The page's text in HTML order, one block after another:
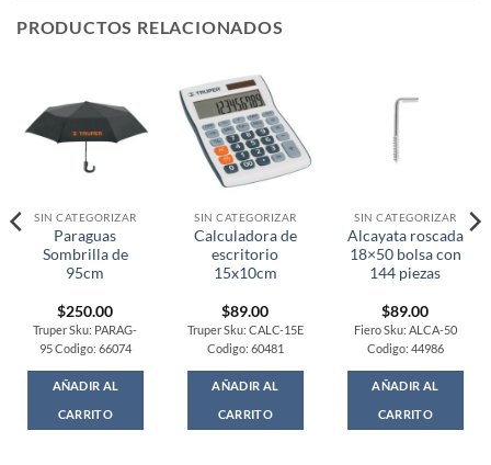
PRODUCTOS RELACIONADOS
SIN CATEGORIZAR
Paraguas
Sombrilla de
95cm
$250.00
Truper Sku: PARAG-
95 Codigo: 66074
AÑADIR AL
CARRITO
SIN CATEGORIZAR
Calculadora de
escritorio
15x10cm
$89.00
Truper Sku: CALC-15E
Codigo: 60481
AÑADIR AL
CARRITO
SIN CATEGORIZAR
Alcayata roscada
18×50 bolsa con
144 piezas
$89.00
Fiero Sku: ALCA-50
Codigo: 44986
AÑADIR AL
CARRITO